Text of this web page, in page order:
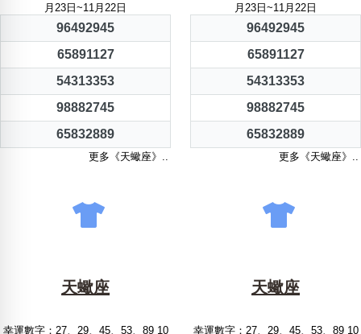
月23日~11月22日
96492945
65891127
54313353
98882745
65832889
更多《天蠍座》..
月23日~11月22日
96492945
65891127
54313353
98882745
65832889
更多《天蠍座》..
天蠍座
幸運數字：27、29、45、53、89 10
天蠍座
幸運數字：27、29、45、53、89 10